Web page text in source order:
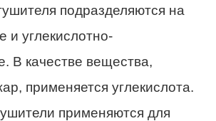
подразделяются на
и углекислотно-
В качестве вещества,
применяется углекислота.
применяются для